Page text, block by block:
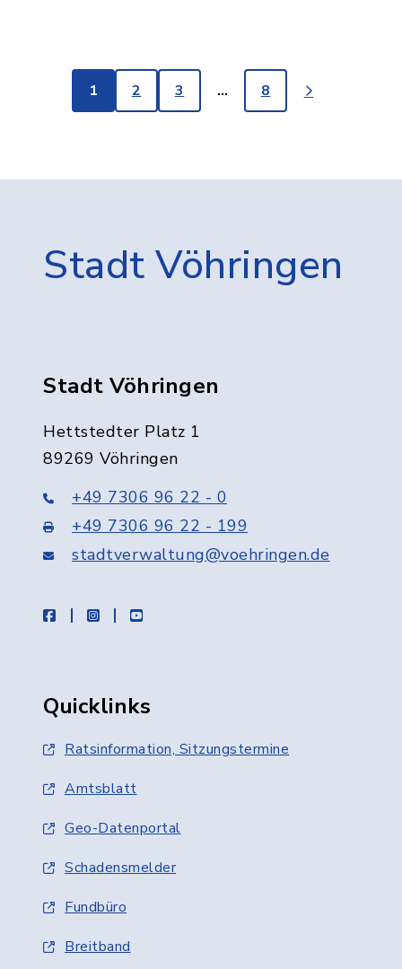
1 2 3 … 8
Stadt Vöhringen
Stadt Vöhringen
Hettstedter Platz 1
89269 Vöhringen
+49 7306 96 22 - 0
+49 7306 96 22 - 199
stadtverwaltung@voehringen.de
facebookinstagramyoutube
Quicklinks
Ratsinformation, Sitzungstermine
Amtsblatt
Geo-Datenportal
Schadensmelder
Fundbüro
Breitband